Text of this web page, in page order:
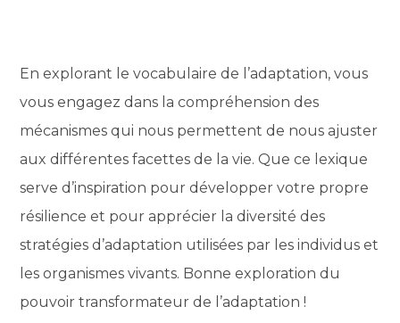
En explorant le vocabulaire de l’adaptation, vous
vous engagez dans la compréhension des
mécanismes qui nous permettent de nous ajuster
aux différentes facettes de la vie. Que ce lexique
serve d’inspiration pour développer votre propre
résilience et pour apprécier la diversité des
stratégies d’adaptation utilisées par les individus et
les organismes vivants. Bonne exploration du
pouvoir transformateur de l’adaptation !